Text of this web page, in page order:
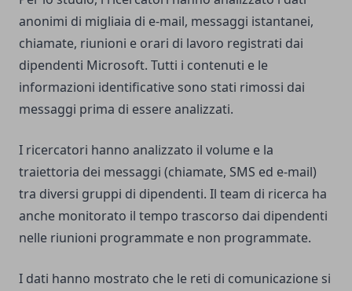
anonimi di migliaia di e-mail, messaggi istantanei,
chiamate, riunioni e orari di lavoro registrati dai
dipendenti Microsoft. Tutti i contenuti e le
informazioni identificative sono stati rimossi dai
messaggi prima di essere analizzati.
I ricercatori hanno analizzato il volume e la
traiettoria dei messaggi (chiamate, SMS ed e-mail)
tra diversi gruppi di dipendenti. Il team di ricerca ha
anche monitorato il tempo trascorso dai dipendenti
nelle riunioni programmate e non programmate.
I dati hanno mostrato che le reti di comunicazione si